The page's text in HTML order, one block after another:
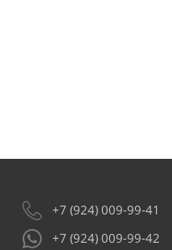
+7 (924) 009-99-41
+7 (924) 009-99-42